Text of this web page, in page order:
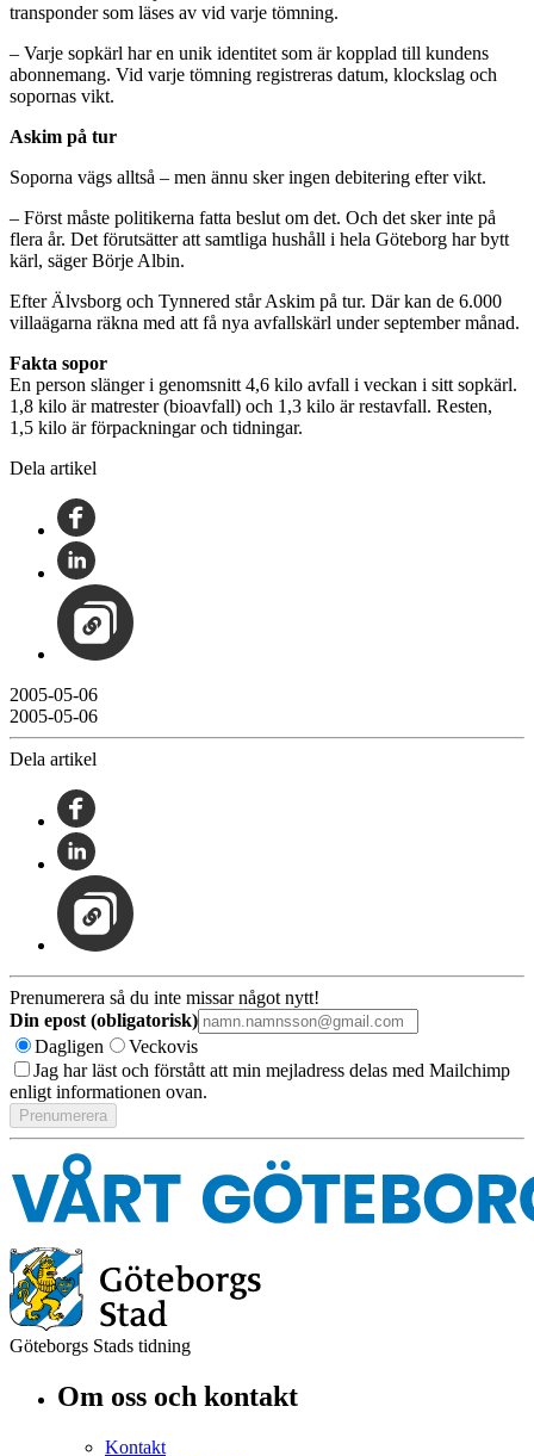
transponder som läses av vid varje tömning.
– Varje sopkärl har en unik identitet som är kopplad till kundens
abonnemang. Vid varje tömning registreras datum, klockslag och
sopornas vikt.
Askim på tur
Soporna vägs alltså – men ännu sker ingen debitering efter vikt.
– Först måste politikerna fatta beslut om det. Och det sker inte på
flera år. Det förutsätter att samtliga hushåll i hela Göteborg har bytt
kärl, säger Börje Albin.
Efter Älvsborg och Tynnered står Askim på tur. Där kan de 6.000
villaägarna räkna med att få nya avfallskärl under september månad.
Fakta sopor
En person slänger i genomsnitt 4,6 kilo avfall i veckan i sitt sopkärl.
1,8 kilo är matrester (bioavfall) och 1,3 kilo är restavfall. Resten,
1,5 kilo är förpackningar och tidningar.
Dela artikel
2005-05-06
2005-05-06
Dela artikel
Prenumerera så du inte missar något nytt!
Din epost (obligatorisk)
Dagligen
Veckovis
Jag har läst och förstått att min mejladress delas med Mailchimp
enligt informationen ovan.
Göteborgs Stads tidning
Om oss och kontakt
Kontakt